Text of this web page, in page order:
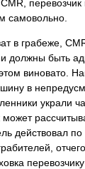
самовольно.
в грабеже,
должны быть
виновато.
в
украли
может
действовал